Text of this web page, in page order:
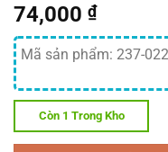
74,000 ₫
Mã sản phẩm: 237-
Còn 1 Trong Kho